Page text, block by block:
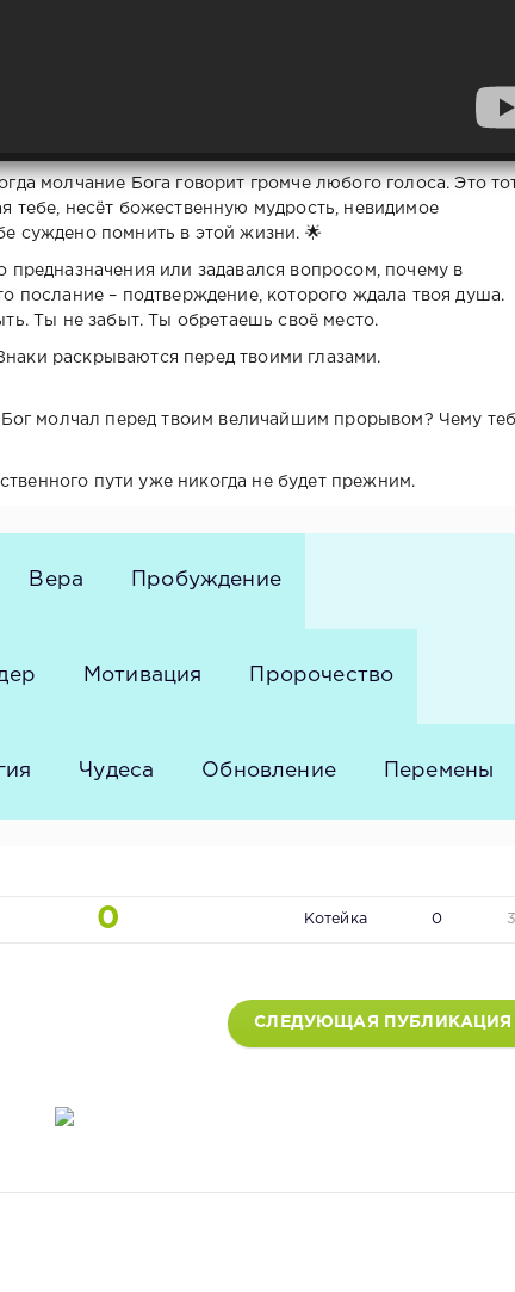
молчание Бога говорит громче любого голоса. Это
тебе, несёт божественную мудрость, невидимое
суждено помнить в этой жизни. 🌟
предназначения или задавался вопросом, почему в
послание – подтверждение, которого ждала твоя душа.
Ты не забыт. Ты обретаешь своё место.
раскрываются перед твоими глазами.
Бог молчал перед твоим величайшим прорывом? Чему
пути уже никогда не будет прежним.
Вера Пробуждение
Мотивация Пророчество
Чудеса Обновление Перемены
0 Котейка 0
СЛЕДУЮЩАЯ ПУБЛИКАЦИЯ